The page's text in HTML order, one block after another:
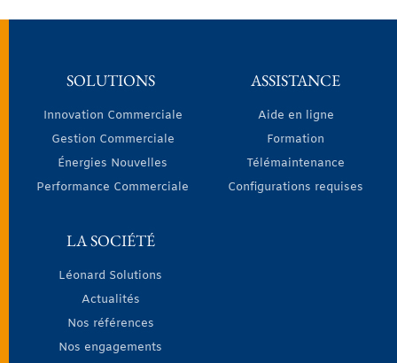
SOLUTIONS
Innovation Commerciale
Gestion Commerciale
Énergies Nouvelles
Performance Commerciale
ASSISTANCE
Aide en ligne
Formation
Télémaintenance
Configurations requises
LA SOCIÉTÉ
Léonard Solutions
Actualités
Nos références
Nos engagements